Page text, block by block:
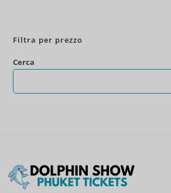
Filtra per prezzo
Cerca